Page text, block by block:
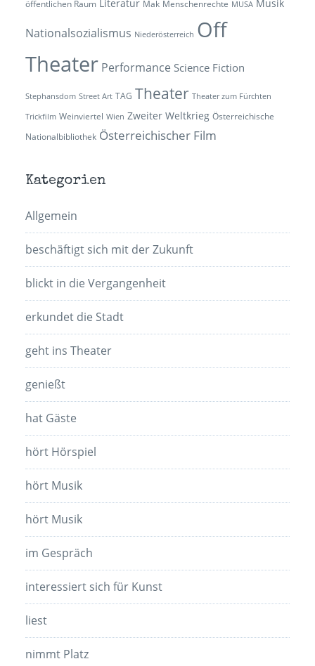
öffentlichen Raum Literatur Mak Menschenrechte MUSA Musik
Nationalsozialismus Niederösterreich Off
Theater Performance Science Fiction
Stephansdom Street Art TAG Theater Theater zum Fürchten
Trickfilm Weinviertel Wien Zweiter Weltkrieg Österreichische
Nationalbibliothek Österreichischer Film
Kategorien
Allgemein
beschäftigt sich mit der Zukunft
blickt in die Vergangenheit
erkundet die Stadt
geht ins Theater
genießt
hat Gäste
hört Hörspiel
hört Musik
hört Musik
im Gespräch
interessiert sich für Kunst
liest
nimmt Platz